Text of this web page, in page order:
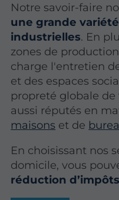
Notre savoir-faire
une grande
industrielles. En
zones de
charge l'entretien
et des espaces
propreté globale
aussi réputés en
maisons et de
En choisissant nos
domicile, vous
réduction d’impôts